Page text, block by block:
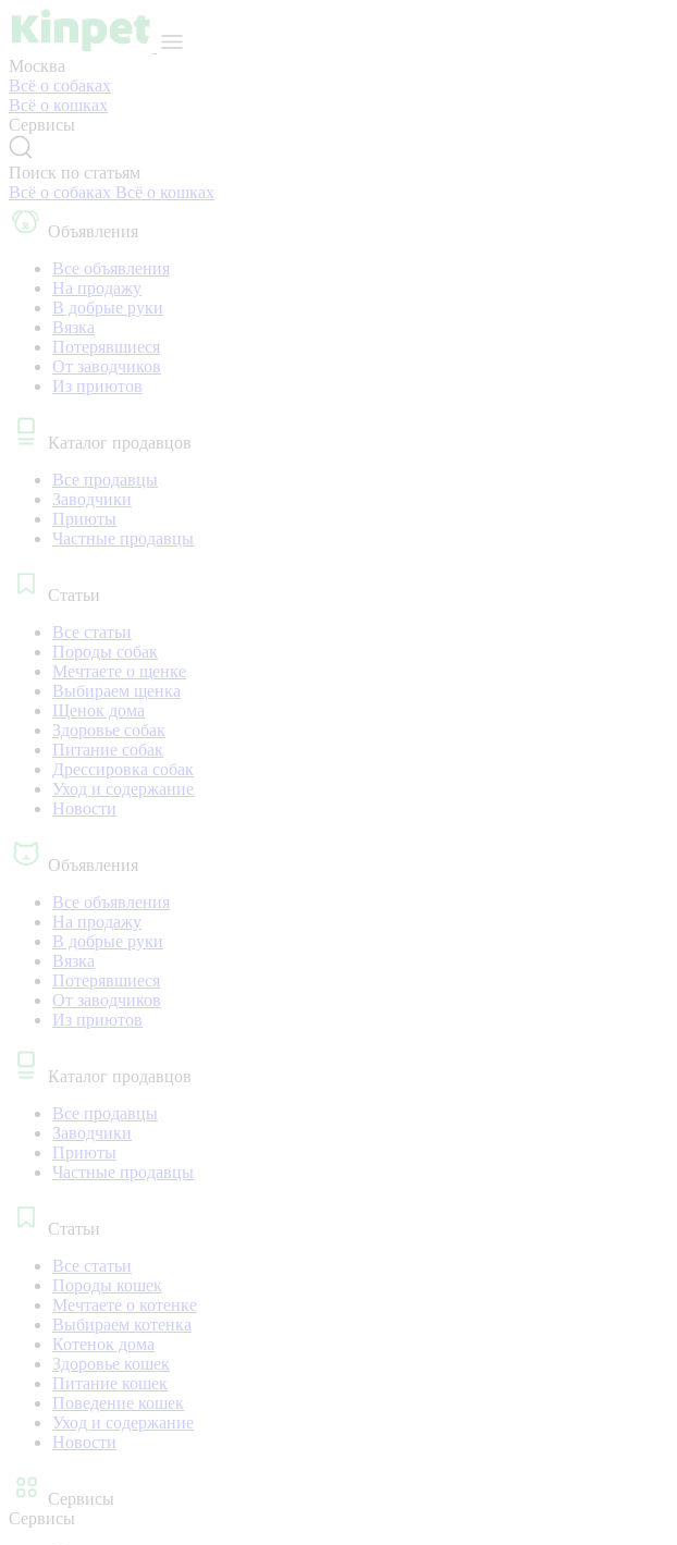
Москва
Всё о собаках
Всё о кошках
Сервисы
Поиск по статьям
Всё о собаках Всё о кошках
Объявления
Все объявления
На продажу
В добрые руки
Вязка
Потерявшиеся
От заводчиков
Из приютов
Каталог продавцов
Все продавцы
Заводчики
Приюты
Частные продавцы
Статьи
Все статьи
Породы собак
Мечтаете о щенке
Выбираем щенка
Щенок дома
Здоровье собак
Питание собак
Дрессировка собак
Уход и содержание
Новости
Объявления
Все объявления
На продажу
В добрые руки
Вязка
Потерявшиеся
От заводчиков
Из приютов
Каталог продавцов
Все продавцы
Заводчики
Приюты
Частные продавцы
Статьи
Все статьи
Породы кошек
Мечтаете о котенке
Выбираем котенка
Котенок дома
Здоровье кошек
Питание кошек
Поведение кошек
Уход и содержание
Новости
Сервисы
Сервисы